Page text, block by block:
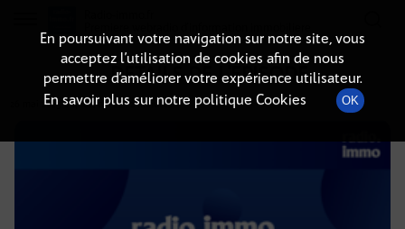
DÉTAILS DE L'ÉPISODE
26 mai 2025 à 4h02, durée : 2 minutes
En poursuivant votre navigation sur notre site, vous
acceptez l’utilisation de cookies afin de nous
permettre d’améliorer votre expérience utilisateur.
En savoir plus sur notre politique Cookies
OK